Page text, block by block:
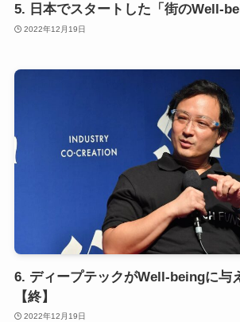
5. 日本でスタートした「街のWell-
2022年12月19日
6. ディープテックがWell-beingに与
【終】
2022年12月19日